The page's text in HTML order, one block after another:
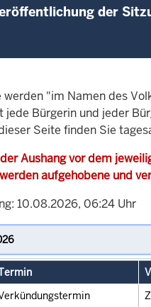
der
"im Namen des
jede Bürgerin und jeder
Seite finden Sie
Aushang vor dem
aufgehobene und
10.08.2026, 06:24 Uhr